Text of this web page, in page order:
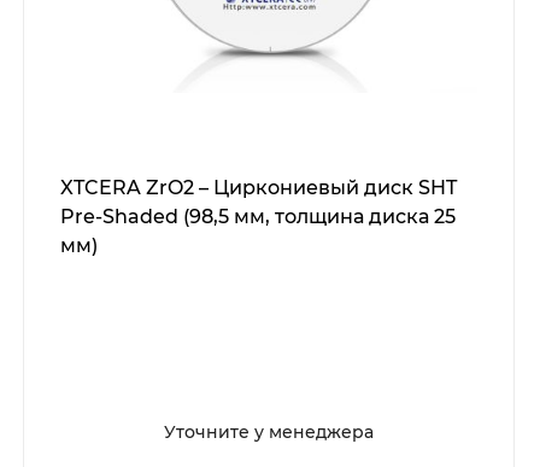
XTCERA ZrO2 – Циркониевый диск SHT
Pre-Shaded (98,5 мм, толщина диска 25
мм)
Уточните у менеджера